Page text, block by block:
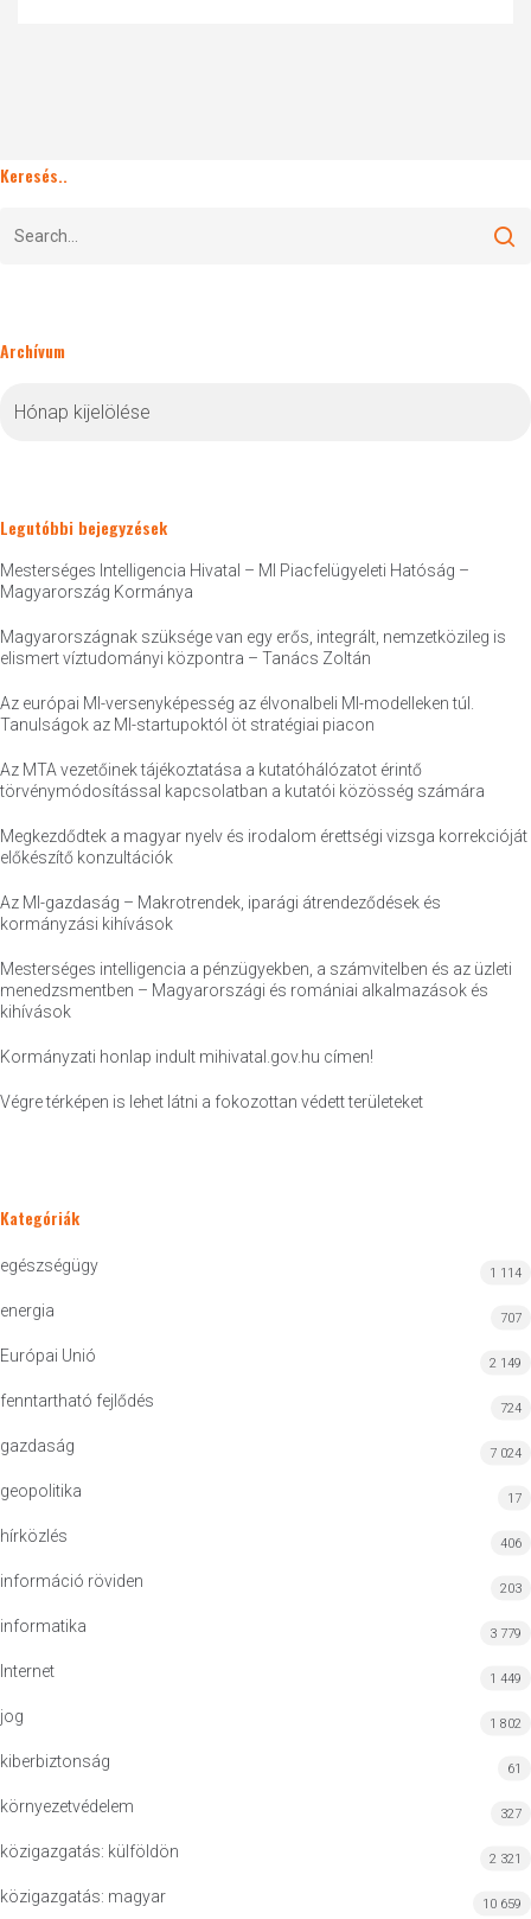
Keresés..
Archívum
Legutóbbi bejegyzések
Mesterséges Intelligencia Hivatal – MI Piacfelügyeleti Hatóság –
Magyarország Kormánya
Magyarországnak szüksége van egy erős, integrált, nemzetközileg is
elismert víztudományi központra – Tanács Zoltán
Az európai MI-versenyképesség az élvonalbeli MI-modelleken túl.
Tanulságok az MI-startupoktól öt stratégiai piacon
Az MTA vezetőinek tájékoztatása a kutatóhálózatot érintő
törvénymódosítással kapcsolatban a kutatói közösség számára
Megkezdődtek a magyar nyelv és irodalom érettségi vizsga korrekcióját
előkészítő konzultációk
Az MI-gazdaság – Makrotrendek, iparági átrendeződések és
kormányzási kihívások
Mesterséges intelligencia a pénzügyekben, a számvitelben és az üzleti
menedzsmentben – Magyarországi és romániai alkalmazások és
kihívások
Kormányzati honlap indult mihivatal.gov.hu címen!
Végre térképen is lehet látni a fokozottan védett területeket
Kategóriák
egészségügy 1 114
energia 707
Európai Unió 2 149
fenntartható fejlődés 724
gazdaság 7 024
geopolitika 17
hírközlés 406
információ röviden 203
informatika 3 779
Internet 1 449
jog 1 802
kiberbiztonság 61
környezetvédelem 327
közigazgatás: külföldön 2 321
közigazgatás: magyar 10 659